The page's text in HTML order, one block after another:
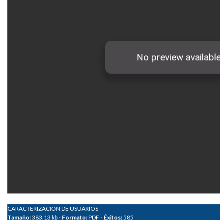
CARACTERIZACION DE USUARIOS
Tamaño:383.13 kb - Formato:PDF - Éxitos:585